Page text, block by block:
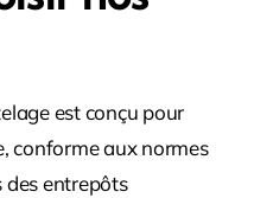
est conçu pour
conforme aux normes
des entrepôts